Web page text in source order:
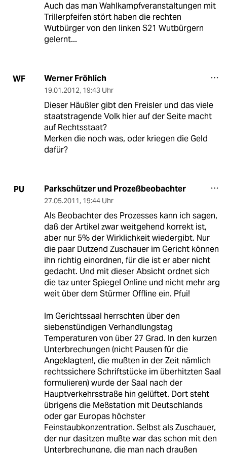
Auch das man Wahlkampfveranstaltungen mit
Trillerpfeifen stört haben die rechten
Wutbürger von den linken S21 Wutbürgern
gelernt...
WF Werner Fröhlich
19.01.2012, 19:43 Uhr
Dieser Häußler gibt den Freisler und das viele
staatstragende Volk hier auf der Seite macht
auf Rechtsstaat?
Merken die noch was, oder kriegen die Geld
dafür?
PU Parkschützer und Prozeßbeobachter
27.05.2011, 19:44 Uhr
Als Beobachter des Prozesses kann ich sagen,
daß der Artikel zwar weitgehend korrekt ist,
aber nur 5% der Wirklichkeit wiedergibt. Nur
die paar Dutzend Zuschauer im Gericht können
ihn richtig einordnen, für die ist er aber nicht
gedacht. Und mit dieser Absicht ordnet sich
die taz unter Spiegel Online und nicht mehr arg
weit über dem Stürmer Offline ein. Pfui!
Im Gerichtssaal herrschten über den
siebenstündigen Verhandlungstag
Temperaturen von über 27 Grad. In den kurzen
Unterbrechungen (nicht Pausen für die
Angeklagten!, die mußten in der Zeit nämlich
rechtssichere Schriftstücke im überhitzten Saal
formulieren) wurde der Saal nach der
Hauptverkehrsstraße hin gelüftet. Dort steht
übrigens die Meßstation mit Deutschlands
oder gar Europas höchster
Feinstaubkonzentration. Selbst als Zuschauer,
der nur dasitzen mußte war das schon mit den
Unterbrechungne, die man nach draußen